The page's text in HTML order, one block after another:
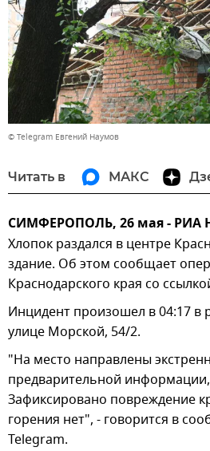
© Telegram Евгений Наумов
Читать в МАКС
СИМФЕРОПОЛЬ, 26 мая - РИА
Хлопок раздался в центре
здание. Об этом сообщает
Краснодарского края со
Инцидент произошел в 04:17 в
улице Морской, 54/2.
"На место направлены
предварительной
Зафиксировано повреждение
горения нет", - говорится в
Telegram.